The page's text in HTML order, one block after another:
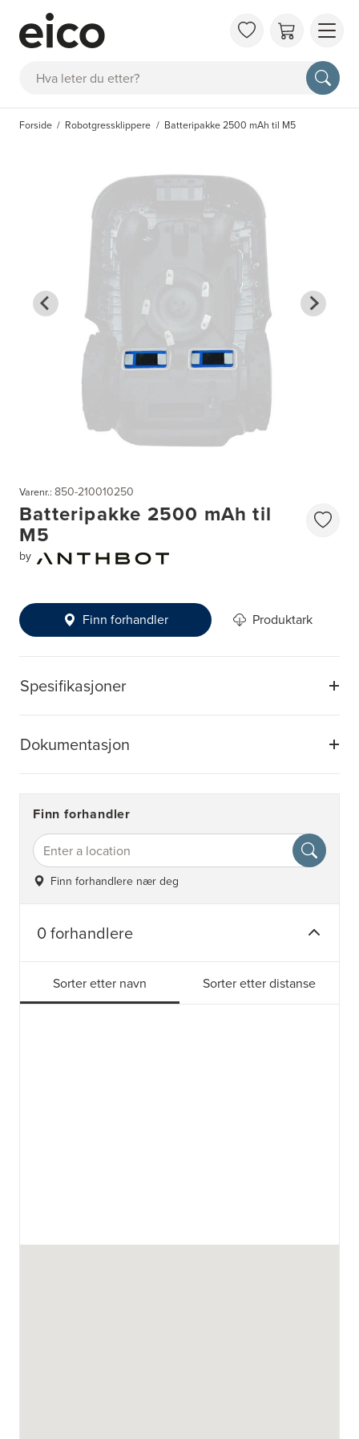
Søk
OM
FAQ
Forside Robotgressklippere Batteripakke 2500 mAh til M5
Spesifikasjoner
Dokumentasjon
Varenr.: 850-210010250
Batteripakke 2500 mAh til
M5
by
Finn forhandler Produktark
Finn forhandler
Finn forhandlere nær deg
0 forhandlere
Sorter etter navn Sorter etter distanse